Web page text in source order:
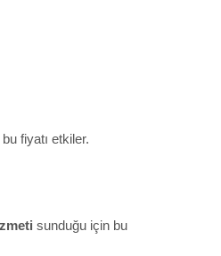
fiyatı etkiler.
sunduğu için bu